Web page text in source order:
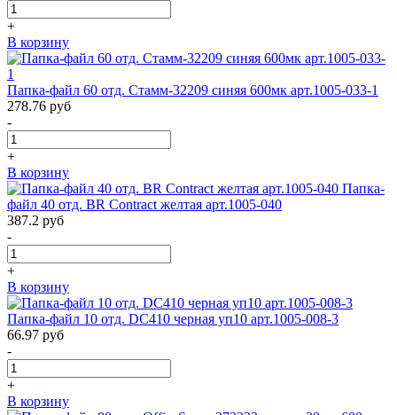
+
В корзину
Папка-файл 60 отд. Стамм-32209 синяя 600мк арт.1005-033-1
278.76 руб
-
+
В корзину
Папка-
файл 40 отд. BR Contract желтая арт.1005-040
387.2 руб
-
+
В корзину
Папка-файл 10 отд. DC410 черная уп10 арт.1005-008-3
66.97 руб
-
+
В корзину